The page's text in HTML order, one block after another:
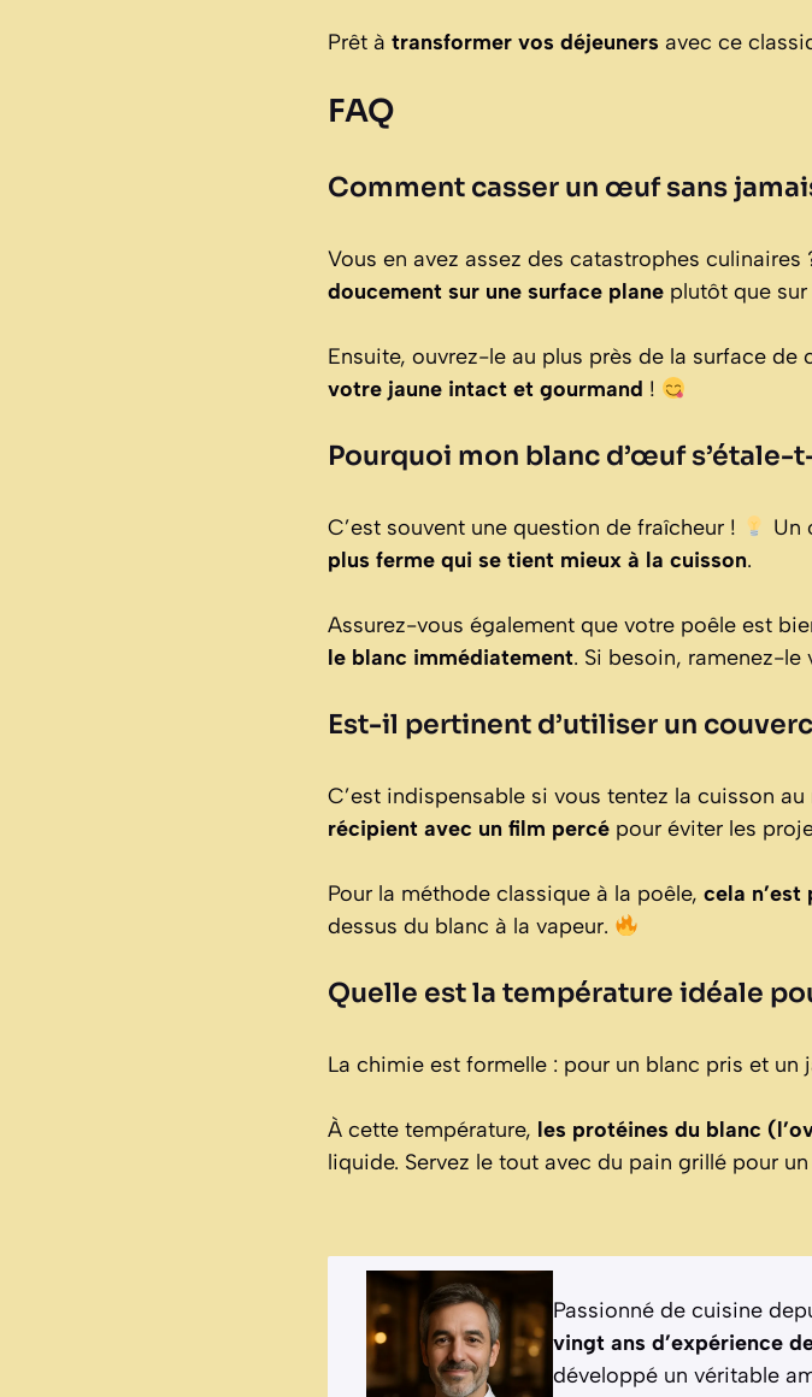
Prêt à transformer vos déjeuners avec ce
FAQ
Comment casser un œuf sans
Vous en avez assez des catastrophes culinaires
doucement sur une surface plane plutôt que
Ensuite, ouvrez-le au plus près de la surface
votre jaune intact et gourmand !
Pourquoi mon blanc d’œuf s’étale-
C’est souvent une question de fraîcheur ! Un
plus ferme qui se tient mieux à la cuisson.
Assurez-vous également que votre poêle est
le blanc immédiatement. Si besoin, ramenez-le
Est-il pertinent d’utiliser un
C’est indispensable si vous tentez la cuisson
récipient avec un film percé pour éviter les
Pour la méthode classique à la poêle, cela n’est
dessus du blanc à la vapeur.
Quelle est la température idéale
La chimie est formelle : pour un blanc pris et un
À cette température, les protéines du blanc
liquide. Servez le tout avec du pain grillé pour
Passionné de cuisine
vingt ans d’expérience
développé un véritable